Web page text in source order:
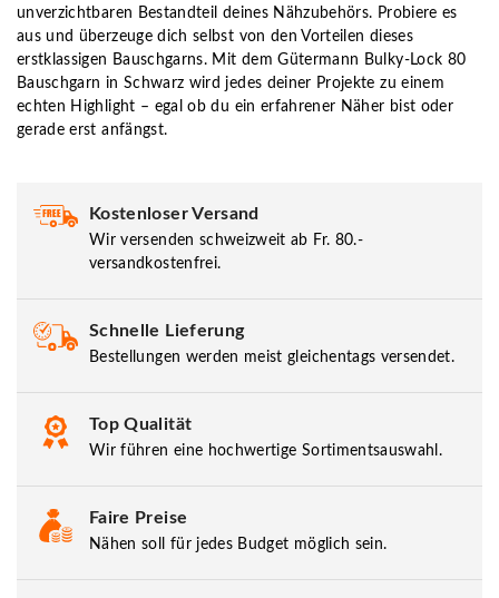
unverzichtbaren Bestandteil deines Nähzubehörs. Probiere es
aus und überzeuge dich selbst von den Vorteilen dieses
erstklassigen Bauschgarns. Mit dem Gütermann Bulky-Lock 80
Bauschgarn in Schwarz wird jedes deiner Projekte zu einem
echten Highlight – egal ob du ein erfahrener Näher bist oder
gerade erst anfängst.
Kostenloser Versand
Wir versenden schweizweit ab Fr. 80.-
versandkostenfrei.
Schnelle Lieferung
Bestellungen werden meist gleichentags versendet.
Top Qualität
Wir führen eine hochwertige Sortimentsauswahl.
Faire Preise
Nähen soll für jedes Budget möglich sein.